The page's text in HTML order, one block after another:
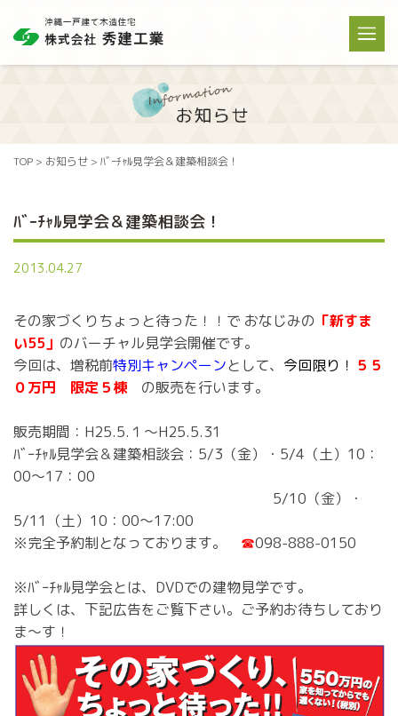
TOP > お知らせ > ﾊﾞｰﾁｬﾙ見学会＆建築相談会！
ﾊﾞｰﾁｬﾙ見学会＆建築相談会！
2013.04.27
その家づくりちょっと待った！！で おなじみの 「新すま
い55」 のバーチャル見学会開催です。
今回は、増税前特別キャンペーンとして、 今回限り！ ５５
０万円
限定５棟の販売を行います。
販売期間：H25.5.１～H25.5.31
ﾊﾞｰﾁｬﾙ見学会＆建築相談会：5/3（金）・5/4（土）10：
00～17：00
5/10（金）・
5/11（土）10：00～17:00
※完全予約制となっております。 ☎098-888-0150
※ﾊﾞｰﾁｬﾙ見学会とは、DVDでの建物見学です。
詳しくは、下記広告をご覧下さい。ご予約お待ちしており
ま～す！